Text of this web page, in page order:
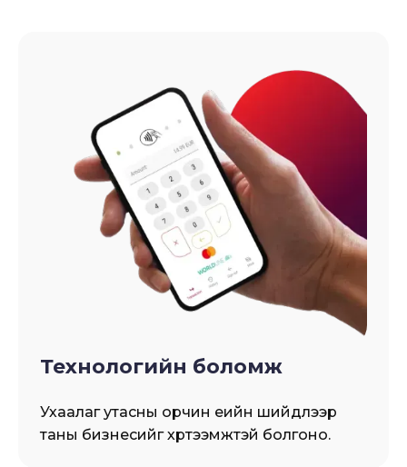
Технологийн боломж
Ухаалаг утасны орчин үеийн шийдлээр
таны бизнесийг хүртээмжтэй болгоно.